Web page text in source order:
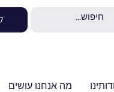
מה אנחנו עושים